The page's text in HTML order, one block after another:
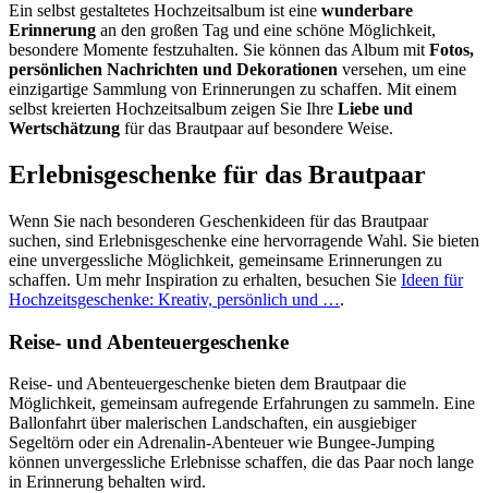
Ein selbst gestaltetes Hochzeitsalbum ist eine wunderbare
Erinnerung an den großen Tag und eine schöne Möglichkeit,
besondere Momente festzuhalten. Sie können das Album mit Fotos,
persönlichen Nachrichten und Dekorationen versehen, um eine
einzigartige Sammlung von Erinnerungen zu schaffen. Mit einem
selbst kreierten Hochzeitsalbum zeigen Sie Ihre Liebe und
Wertschätzung für das Brautpaar auf besondere Weise.
Erlebnisgeschenke für das Brautpaar
Wenn Sie nach besonderen Geschenkideen für das Brautpaar
suchen, sind Erlebnisgeschenke eine hervorragende Wahl. Sie bieten
eine unvergessliche Möglichkeit, gemeinsame Erinnerungen zu
schaffen. Um mehr Inspiration zu erhalten, besuchen Sie Ideen für
Hochzeitsgeschenke: Kreativ, persönlich und ….
Reise- und Abenteuergeschenke
Reise- und Abenteuergeschenke bieten dem Brautpaar die
Möglichkeit, gemeinsam aufregende Erfahrungen zu sammeln. Eine
Ballonfahrt über malerischen Landschaften, ein ausgiebiger
Segeltörn oder ein Adrenalin-Abenteuer wie Bungee-Jumping
können unvergessliche Erlebnisse schaffen, die das Paar noch lange
in Erinnerung behalten wird.